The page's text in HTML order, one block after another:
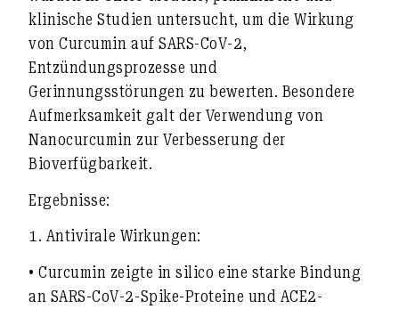
klinische Studien untersucht, um die Wirkung
von Curcumin auf SARS-CoV-2,
Entzündungsprozesse und
Gerinnungsstörungen zu bewerten. Besondere
Aufmerksamkeit galt der Verwendung von
Nanocurcumin zur Verbesserung der
Bioverfügbarkeit.
Ergebnisse:
1. Antivirale Wirkungen:
• Curcumin zeigte in silico eine starke Bindung
an SARS-CoV-2-Spike-Proteine und ACE2-